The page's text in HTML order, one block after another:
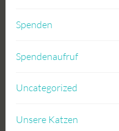
Spenden
Spendenaufruf
Uncategorized
Unsere Katzen